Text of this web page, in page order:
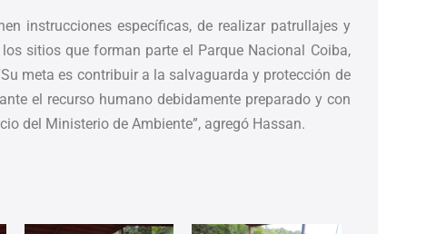
instrucciones específicas, de realizar patrullajes y
sitios que forman parte el Parque Nacional Coiba,
meta es contribuir a la salvaguarda y protección de
el recurso humano debidamente preparado y con
del Ministerio de Ambiente”, agregó Hassan.